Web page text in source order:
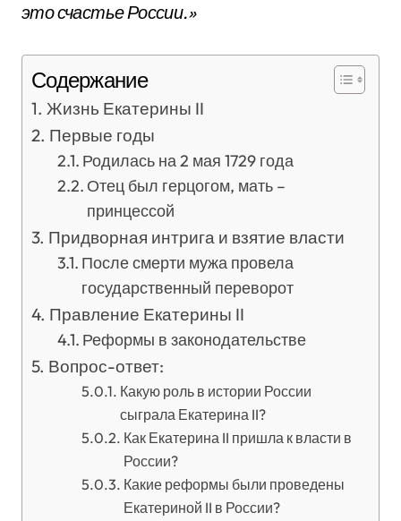
это счастье России.»
Содержание
Жизнь Екатерины II
Первые годы
Родилась на 2 мая 1729 года
Отец был герцогом, мать –
принцессой
Придворная интрига и взятие власти
После смерти мужа провела
государственный переворот
Правление Екатерины II
Реформы в законодательстве
Вопрос-ответ:
Какую роль в истории России
сыграла Екатерина II?
Как Екатерина II пришла к власти в
России?
Какие реформы были проведены
Екатериной II в России?